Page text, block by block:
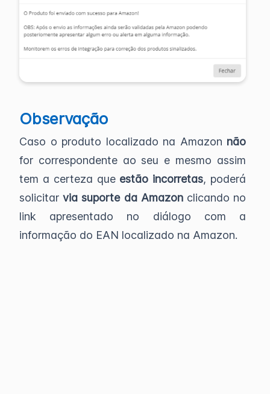
Observação
Caso o produto localizado na Amazon não
for correspondente ao seu e mesmo assim
tem a certeza que estão incorretas, poderá
solicitarvia suporte da Amazonclicando no
link apresentado no diálogo com a
informação do EAN localizado na Amazon.